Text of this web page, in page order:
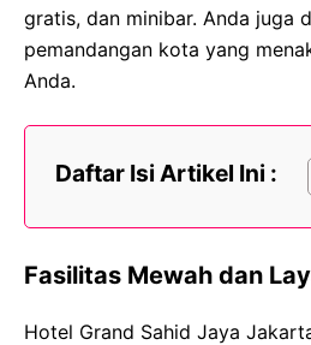
gratis, dan minibar. Anda juga
pemandangan kota yang
Anda.
Daftar Isi Artikel Ini :
Fasilitas Mewah dan
Hotel Grand Sahid Jaya